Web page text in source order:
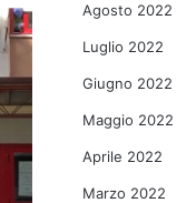
Agosto 2022
Luglio 2022
Giugno 2022
Maggio 2022
Aprile 2022
Marzo 2022